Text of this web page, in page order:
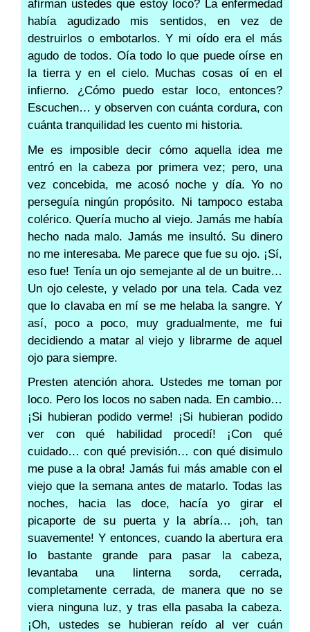
afirman ustedes que estoy loco? La enfermedad
había agudizado mis sentidos, en vez de
destruirlos o embotarlos. Y mi oído era el más
agudo de todos. Oía todo lo que puede oírse en
la tierra y en el cielo. Muchas cosas oí en el
infierno. ¿Cómo puedo estar loco, entonces?
Escuchen… y observen con cuánta cordura, con
cuánta tranquilidad les cuento mi historia.
Me es imposible decir cómo aquella idea me
entró en la cabeza por primera vez; pero, una
vez concebida, me acosó noche y día. Yo no
perseguía ningún propósito. Ni tampoco estaba
colérico. Quería mucho al viejo. Jamás me había
hecho nada malo. Jamás me insultó. Su dinero
no me interesaba. Me parece que fue su ojo. ¡Sí,
eso fue! Tenía un ojo semejante al de un buitre…
Un ojo celeste, y velado por una tela. Cada vez
que lo clavaba en mí se me helaba la sangre. Y
así, poco a poco, muy gradualmente, me fui
decidiendo a matar al viejo y librarme de aquel
ojo para siempre.
Presten atención ahora. Ustedes me toman por
loco. Pero los locos no saben nada. En cambio…
¡Si hubieran podido verme! ¡Si hubieran podido
ver con qué habilidad procedí! ¡Con qué
cuidado… con qué previsión… con qué disimulo
me puse a la obra! Jamás fui más amable con el
viejo que la semana antes de matarlo. Todas las
noches, hacia las doce, hacía yo girar el
picaporte de su puerta y la abría… ¡oh, tan
suavemente! Y entonces, cuando la abertura era
lo bastante grande para pasar la cabeza,
levantaba una linterna sorda, cerrada,
completamente cerrada, de manera que no se
viera ninguna luz, y tras ella pasaba la cabeza.
¡Oh, ustedes se hubieran reído al ver cuán